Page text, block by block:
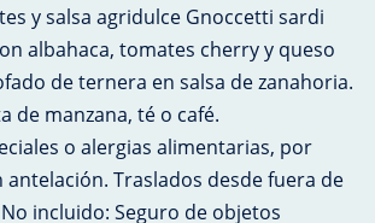
y salsa agridulce Gnoccetti sardi
albahaca, tomates cherry y queso
de ternera en salsa de zanahoria.
de manzana, té o café.
o alergias alimentarias, por
Traslados desde fuera de
incluido: Seguro de objetos